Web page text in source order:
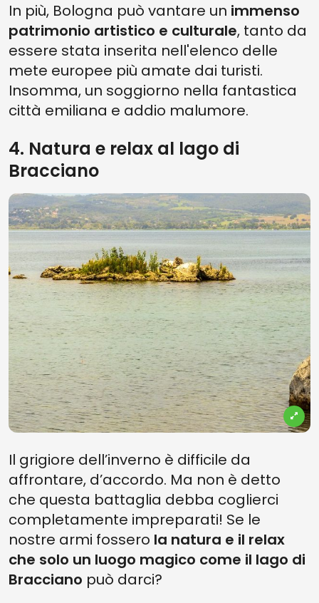
In più, Bologna può vantare un immenso
patrimonio artistico e culturale, tanto da
essere stata inserita nell'elenco delle
mete europee più amate dai turisti.
Insomma, un soggiorno nella fantastica
città emiliana e addio malumore.
4. Natura e relax al lago di
Bracciano
Il grigiore dell’inverno è difficile da
affrontare, d’accordo. Ma non è detto
che questa battaglia debba coglierci
completamente impreparati! Se le
nostre armi fossero la natura e il relax
che solo un luogo magico come il lago di
Bracciano può darci?